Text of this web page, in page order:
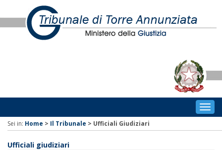
Sei in: Home > Il Tribunale > Ufficiali Giudiziari
Ufficiali giudiziari